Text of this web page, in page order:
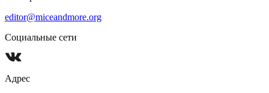
editor@miceandmore.org
Социальные сети
Адрес